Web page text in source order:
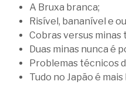
A Bruxa branca;
Risível, bananível e
Cobras versus
Duas minas nunca é
Problemas técnicos
Tudo no Japão é